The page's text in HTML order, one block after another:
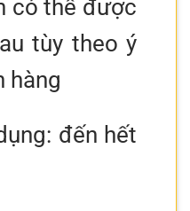
có thể được
tùy theo ý
hàng
đến hết